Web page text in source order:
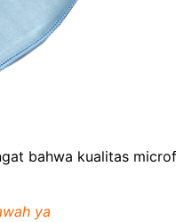
bahwa kualitas
ya